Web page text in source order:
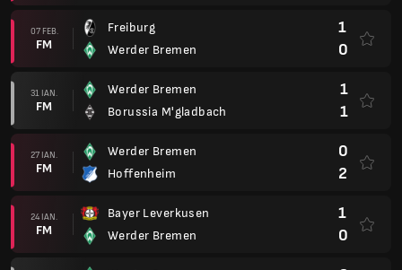
07 FEB.
FM
Freiburg
Werder Bremen
1
0
31 IAN.
FM
Werder Bremen
Borussia M'gladbach
1
1
27 IAN.
FM
Werder Bremen
Hoffenheim
0
2
24 IAN.
FM
Bayer Leverkusen
Werder Bremen
1
0